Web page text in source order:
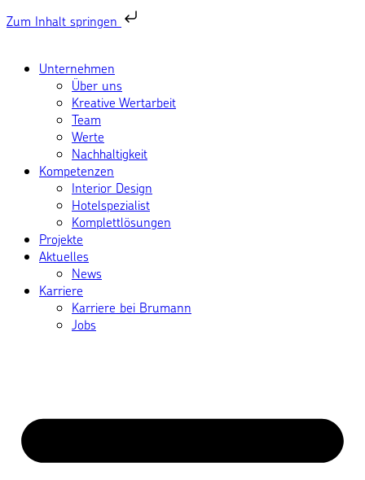
Zum Inhalt springen
Unternehmen
Über uns
Kreative Wertarbeit
Team
Werte
Nachhaltigkeit
Kompetenzen
Interior Design
Hotelspezialist
Komplettlösungen
Projekte
Aktuelles
News
Karriere
Karriere bei Brumann
Jobs